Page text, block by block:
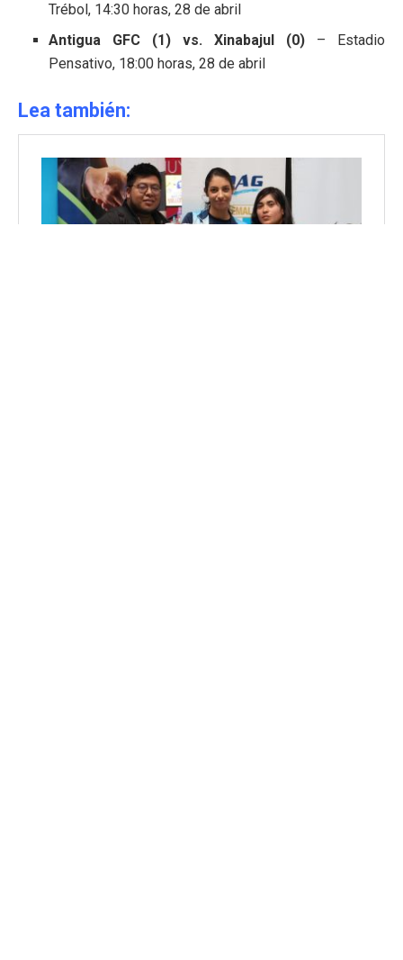
Trébol, 14:30 horas, 28 de abril
Antigua GFC (1) vs. Xinabajul (0) – Estadio
Pensativo, 18:00 horas, 28 de abril
Lea también: